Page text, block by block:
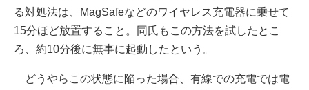
る対処法は、MagSafeなどのワイヤレス充電器に乗せて
15分ほど放置すること。同氏もこの方法を試したとこ
ろ、約10分後に無事に起動したという。
どうやらこの状態に陥った場合、有線での充電では電